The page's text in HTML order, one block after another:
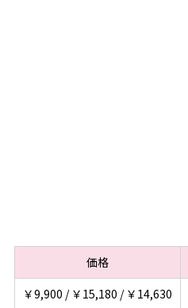
価格
￥9,900 / ￥15,180 / ￥14,630